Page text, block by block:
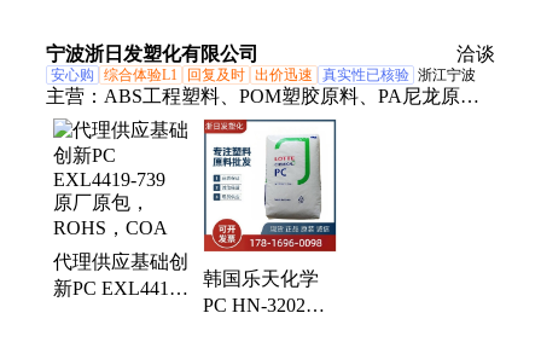
IR1900 WW 透
明 尺寸稳定pc
厂家供应
性 原厂原包
宁波浙日发塑化有限公司 洽谈
安心购 综合体验L1 回复及时 出价迅速 真实性已核验 浙江宁波
主营： ABS工程塑料、POM塑胶原料、PA尼龙原
料、PC聚碳酸酯、PC/ABS、阻燃PC原料、透明PC颗
粒、挤出级PC、抗冲击PC、高韧性POM、高光ABS
颗粒、耐磨PA6、PA66纯树脂、耐候ABS塑料、注塑
级POM、增强尼龙PA、通用级ABS、进口POM原
料、聚丙烯、赛钢、塑料颗粒、工程塑料原料、共聚
POM、玻纤增强PA66、塑料合金
代理供应基础创
新PC EXL4419-
韩国乐天化学
PC HN-3202G